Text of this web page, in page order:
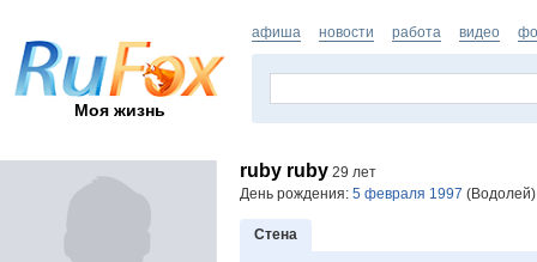
Моя жизнь
афиша новости работа видео
ruby ruby 29 лет
День рождения: 5 февраля 1997
Стена